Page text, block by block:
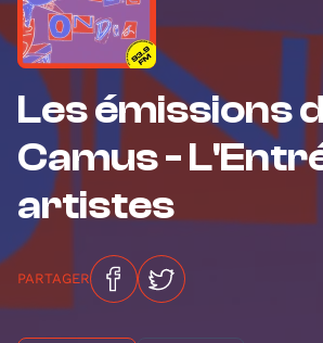
Les émissions
Camus -
artistes
PARTAGER